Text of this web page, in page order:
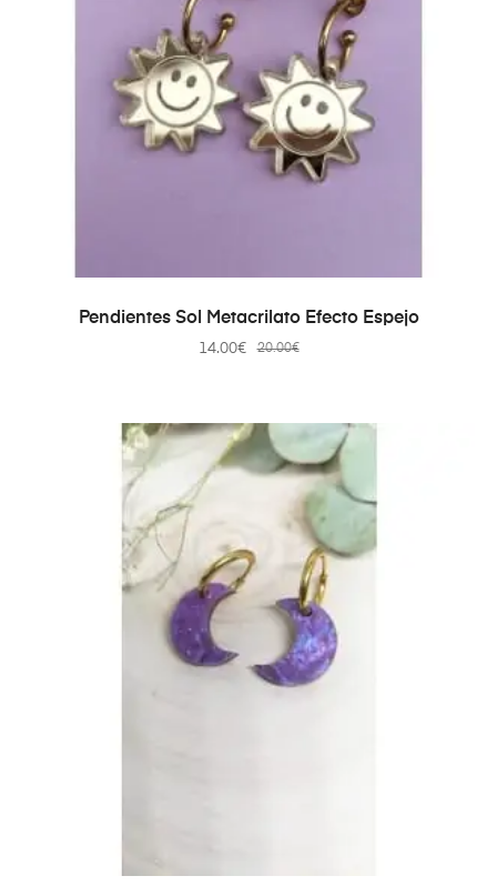
AÑADIR AL CARRITO
Pendientes Sol Metacrilato Efecto Espejo
20.00€
14.00€